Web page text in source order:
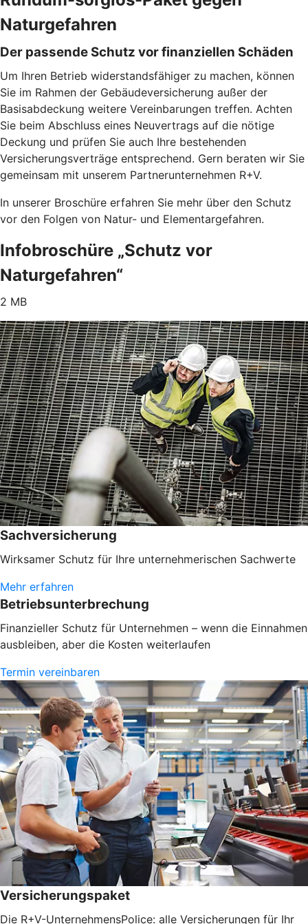
Naturgefahren
Der passende Schutz vor finanziellen Schäden
Um Ihren Betrieb widerstandsfähiger zu machen, können
Sie im Rahmen der Gebäudeversicherung außer der
Basisabdeckung weitere Vereinbarungen treffen. Achten
Sie beim Abschluss eines Neuvertrags auf die nötige
Deckung und prüfen Sie auch Ihre bestehenden
Versicherungsverträge entsprechend. Gern beraten wir Sie
gemeinsam mit unserem Partnerunternehmen R+V.
In unserer Broschüre erfahren Sie mehr über den Schutz
vor den Folgen von Natur- und Elementargefahren.
Infobroschüre „Schutz vor
Naturgefahren“
2 MB
Sachversicherung
Wirksamer Schutz für Ihre unternehmerischen Sachwerte
Mehr erfahren
Betriebsunterbrechung
Finanzieller Schutz für Unternehmen – wenn die Einnahmen
ausbleiben, aber die Kosten weiterlaufen
Termin vereinbaren
Versicherungspaket
Die R+V-UnternehmensPolice: alle Versicherungen für Ihr